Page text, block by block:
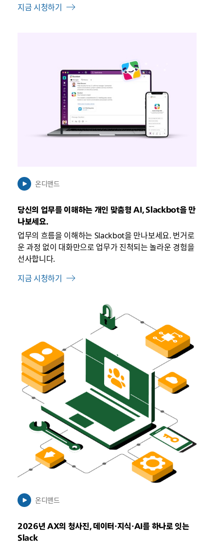
지금 시청하기
온디맨드
당신의 업무를 이해하는 개인 맞춤형 AI, Slackbot을 만
나보세요.
업무의 흐름을 이해하는 Slackbot을 만나보세요. 번거로
운 과정 없이 대화만으로 업무가 진척되는 놀라운 경험을
선사합니다.
지금 시청하기
탭
에
서
열
온디맨드
2026년 AX의 청사진, 데이터·지식·AI를 하나로 잇는
Slack